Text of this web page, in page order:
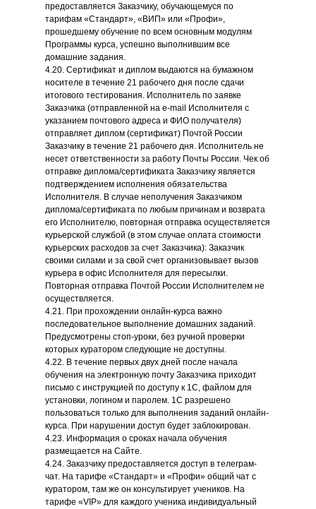
предоставляется Заказчику, обучающемуся по
тарифам «Стандарт», «ВИП» или «Профи»,
прошедшему обучение по всем основным модулям
Программы курса, успешно выполнившим все
домашние задания.
4.20. Сертификат и диплом выдаются на бумажном
носителе в течение 21 рабочего дня после сдачи
итогового тестирования. Исполнитель по заявке
Заказчика (отправленной на e-mail Исполнителя с
указанием почтового адреса и ФИО получателя)
отправляет диплом (сертификат) Почтой России
Заказчику в течение 21 рабочего дня. Исполнитель не
несет ответственности за работу Почты России. Чек об
отправке диплома/сертификата Заказчику является
подтверждением исполнения обязательства
Исполнителя. В случае неполучения Заказчиком
диплома/сертификата по любым причинам и возврата
его Исполнителю, повторная отправка осуществляется
курьерской службой (в этом случае оплата стоимости
курьерских расходов за счет Заказчика): Заказчик
своими силами и за свой счет организовывает вызов
курьера в офис Исполнителя для пересылки.
Повторная отправка Почтой России Исполнителем не
осуществляется.
4.21. При прохождении онлайн-курса важно
последовательное выполнение домашних заданий.
Предусмотрены стоп-уроки, без ручной проверки
которых куратором следующие не доступны.
4.22. В течение первых двух дней после начала
обучения на электронную почту Заказчика приходит
письмо с инструкцией по доступу к 1С, файлом для
установки, логином и паролем. 1С разрешено
пользоваться только для выполнения заданий онлайн-
курса. При нарушении доступ будет заблокирован.
4.23. Информация о сроках начала обучения
размещается на Сайте.
4.24. Заказчику предоставляется доступ в телеграм-
чат. На тарифе «Стандарт» и «Профи» общий чат с
куратором, там же он консультирует учеников. На
тарифе «VIP» для каждого ученика индивидуальный